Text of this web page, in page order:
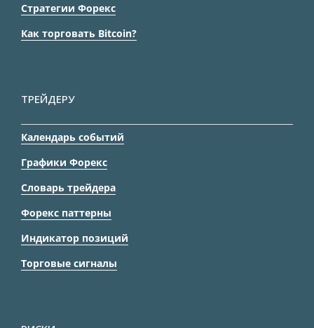
Стратегии Форекс
Как торговать Bitcoin?
ТРЕЙДЕРУ
Календарь событий
Графики Форекс
Словарь трейдера
Форекс паттерны
Индикатор позиций
Торговые сигналы